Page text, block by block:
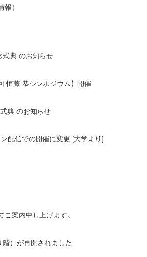
報）
典 のお知らせ
恒藤 恭シンポジウム】開催
典 のお知らせ
配信での開催に変更 [大学より]
ご案内申し上げます。
）が再開されました